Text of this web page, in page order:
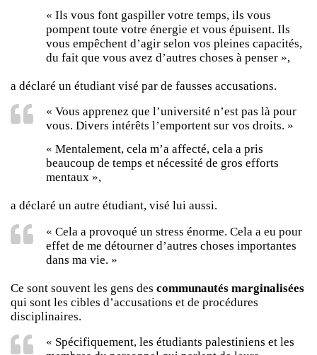
« Ils vous font gaspiller votre temps, ils vous
pompent toute votre énergie et vous épuisent. Ils
vous empêchent d’agir selon vos pleines capacités,
du fait que vous avez d’autres choses à penser »,
a déclaré un étudiant visé par de fausses accusations.
« Vous apprenez que l’université n’est pas là pour
vous. Divers intérêts l’emportent sur vos droits. »
« Mentalement, cela m’a affecté, cela a pris
beaucoup de temps et nécessité de gros efforts
mentaux »,
a déclaré un autre étudiant, visé lui aussi.
« Cela a provoqué un stress énorme. Cela a eu pour
effet de me détourner d’autres choses importantes
dans ma vie. »
Ce sont souvent les gens des communautés marginalisées
qui sont les cibles d’accusations et de procédures
disciplinaires.
« Spécifiquement, les étudiants palestiniens et les